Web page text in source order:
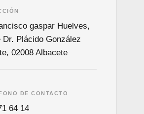
gaspar Huelves,
Dr. Plácido González
02008 Albacete
DE CONTACTO
64 14